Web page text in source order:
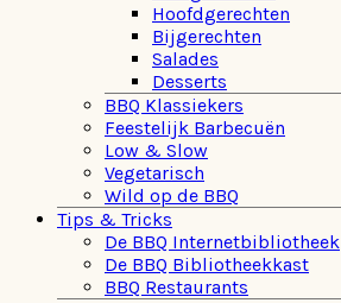
Hoofdgerechten
Bijgerechten
Salades
Desserts
BBQ Klassiekers
Feestelijk Barbecuën
Low & Slow
Vegetarisch
Wild op de BBQ
Tips & Tricks
De BBQ Internetbibliotheek
De BBQ Bibliotheekkast
BBQ Restaurants